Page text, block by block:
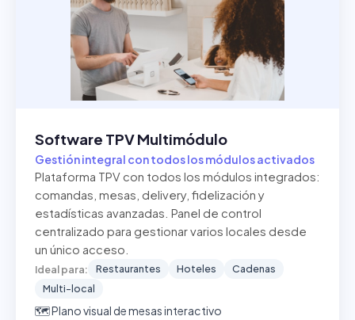
Software TPV Multimódulo
Gestión integral con todos los módulos activados
Plataforma TPV con todos los módulos integrados:
comandas, mesas, delivery, fidelización y
estadísticas avanzadas. Panel de control
centralizado para gestionar varios locales desde
un único acceso.
Ideal para: Restaurantes Hoteles
Cadenas
Multi-local
🗺️ Plano visual de mesas interactivo